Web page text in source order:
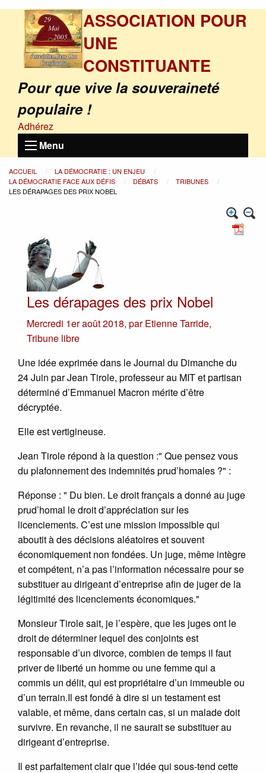
ASSOCIATION POUR
UNE
CONSTITUANTE
Pour que vive la souveraineté
populaire !
Adhérez
Menu
ACCUEIL
LA DÉMOCRATIE : UN ENJEU
LA DÉMOCRATIE FACE AUX DÉFIS
DÉBATS
TRIBUNES
LES DÉRAPAGES DES PRIX NOBEL
Les dérapages des prix Nobel
Mercredi 1er août 2018, parEtienne Tarride,
Tribune libre
Une idée exprimée dans le Journal du Dimanche du
24 Juin par Jean Tirole, professeur au MIT et partisan
déterminé d’Emmanuel Macron mérite d’être
décryptée.
Elle est vertigineuse.
Jean Tirole répond à la question :" Que pensez vous
du plafonnement des indemnités prud’homales ?" :
Réponse : " Du bien. Le droit français a donné au juge
prud’homal le droit d’appréciation sur les
licenciements. C’est une mission impossible qui
aboutit à des décisions aléatoires et souvent
économiquement non fondées. Un juge, même intègre
et compétent, n’a pas l’information nécessaire pour se
substituer au dirigeant d’entreprise afin de juger de la
légitimité des licenciements économiques."
Monsieur Tirole sait, je l’espère, que les juges ont le
droit de déterminer lequel des conjoints est
responsable d’un divorce, combien de temps il faut
priver de liberté un homme ou une femme qui a
commis un délit, qui est propriétaire d’un immeuble ou
d’un terrain.Il est fondé à dire si un testament est
valable, et même, dans certain cas, si un malade doit
survivre. En revanche, il ne saurait se substituer au
dirigeant d’entreprise.
Il est parfaitement clair que l’idée qui sous-tend cette